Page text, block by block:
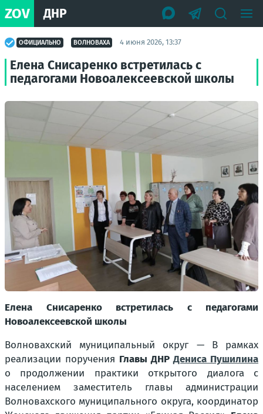
ZOV ДНР
ОФИЦИАЛЬНО ВОЛНОВАХА 4 июня 2026, 13:37
Елена Снисаренко встретилась с
педагогами Новоалексеевской школы
Елена Снисаренко встретилась с педагогами
Новоалексеевской школы
Волновахский муниципальный округ — В рамках
реализации поручения Главы ДНРДениса Пушилина
о продолжении практики открытого диалога с
населением заместитель главы администрации
Волновахского муниципального округа, координатор